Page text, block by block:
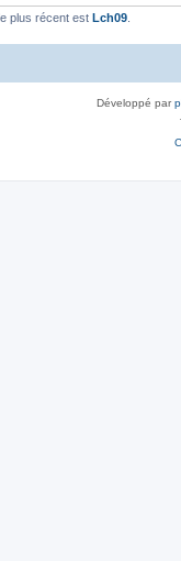
plus récent est Lch09
Développé par